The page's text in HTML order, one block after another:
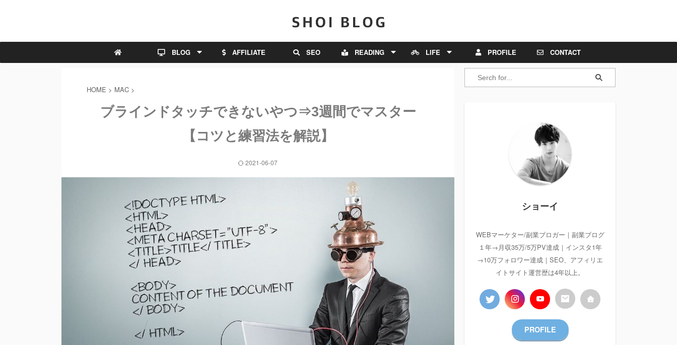
BLOG AFFILIATE SEO READING LIFE PROFILE CONTACT
HOME > MAC >
ブラインドタッチできないやつ⇒3週間でマスター
【コツと練習法を解説】
2021-06-07
ショーイ
WEBマーケター/副業ブロガー｜副業ブログ
１年→月収35万/5万PV達成｜インスタ1年
→10万フォロワー達成｜SEO、アフィリエ
イトサイト運営歴は4年以上。
PROFILE